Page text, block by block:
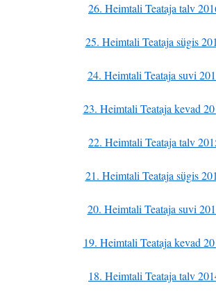
26. Heimtali Teataja talv
25. Heimtali Teataja sügis
24. Heimtali Teataja suvi
23. Heimtali Teataja kevad
22. Heimtali Teataja talv
21. Heimtali Teataja sügis
20. Heimtali Teataja suvi
19. Heimtali Teataja kevad
18. Heimtali Teataja talv